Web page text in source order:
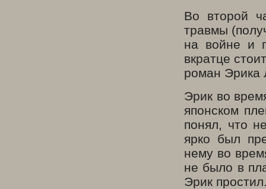
Во второй
травмы
на войне и
вкратце
роман Эрика
Эрик во
японском
понял, что
ярко был
нему во
не было в
Эрик